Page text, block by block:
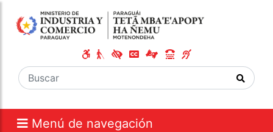
Menú de navegación